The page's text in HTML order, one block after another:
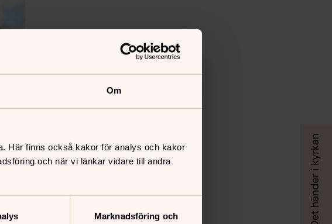
Om
Här finns också kakor för analys och kakor
och när vi länkar vidare till andra
Marknadsföring och